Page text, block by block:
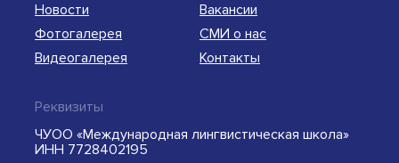
ЧУОО «Международная лингвистическая школа»
ИНН 7728402195
Реквизиты
Вакансии
Новости
Видеогалерея
Фотогалерея
СМИ о нас
Контакты